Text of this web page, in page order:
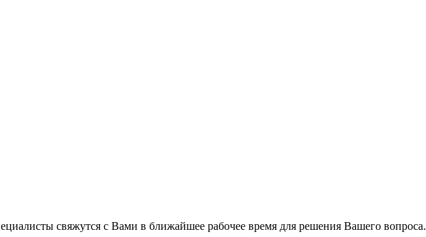
свяжутся с Вами в ближайшее рабочее время для решения Вашего вопроса.